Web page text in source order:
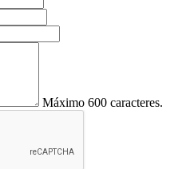
Máximo 600 caracteres.